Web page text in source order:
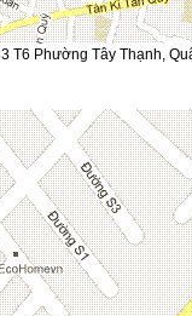
Phường Tây Thạnh,